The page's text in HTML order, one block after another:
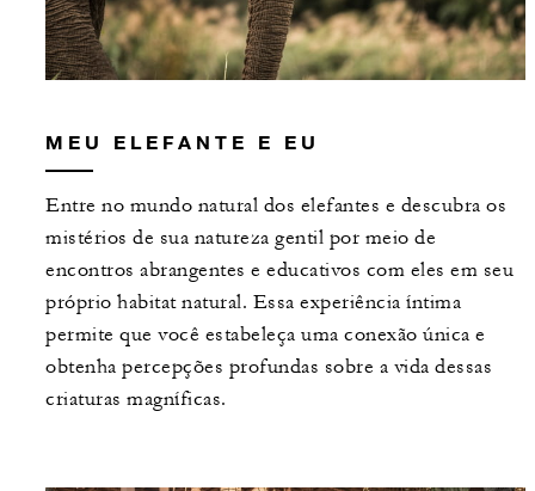
MEU ELEFANTE E EU
Entre no mundo natural dos elefantes e descubra os
mistérios de sua natureza gentil por meio de
encontros abrangentes e educativos com eles em seu
próprio habitat natural. Essa experiência íntima
permite que você estabeleça uma conexão única e
obtenha percepções profundas sobre a vida dessas
criaturas magníficas.